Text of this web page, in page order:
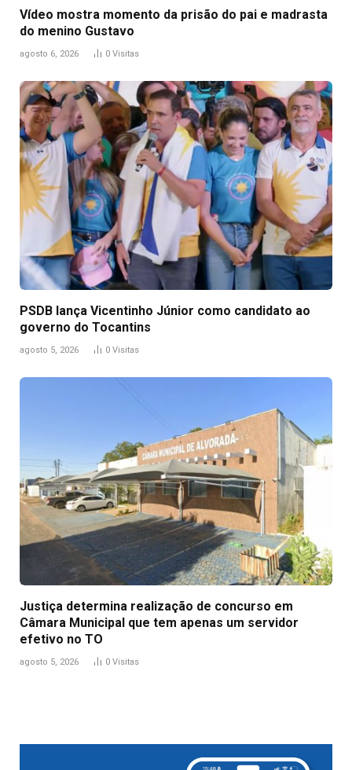
Vídeo mostra momento da prisão do pai e madrasta
do menino Gustavo
agosto 6, 2026 0 Visitas
PSDB lança Vicentinho Júnior como candidato ao
governo do Tocantins
agosto 5, 2026 0 Visitas
Justiça determina realização de concurso em
Câmara Municipal que tem apenas um servidor
efetivo no TO
agosto 5, 2026 0 Visitas